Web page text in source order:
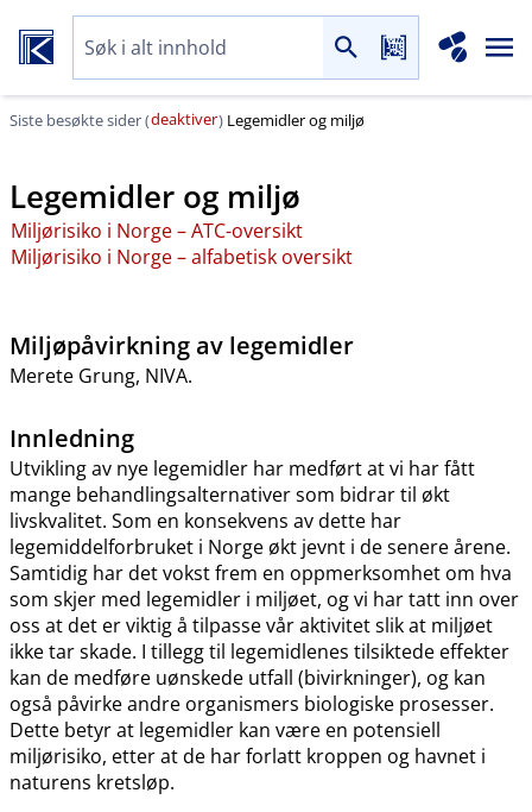
Siste besøkte sider (deaktiver) Legemidler og miljø
Legemidler og miljø
Miljørisiko i Norge – ATC-oversikt
Miljørisiko i Norge – alfabetisk oversikt
Miljøpåvirkning av legemidler
Merete Grung, NIVA.
Innledning
Utvikling av nye legemidler har medført at vi har fått
mange behandlingsalternativer som bidrar til økt
livskvalitet. Som en konsekvens av dette har
legemiddelforbruket i Norge økt jevnt i de senere årene.
Samtidig har det vokst frem en oppmerksomhet om hva
som skjer med legemidler i miljøet, og vi har tatt inn over
oss at det er viktig å tilpasse vår aktivitet slik at miljøet
ikke tar skade. I tillegg til legemidlenes tilsiktede effekter
kan de medføre uønskede utfall (bivirkninger), og kan
også påvirke andre organismers biologiske prosesser.
Dette betyr at legemidler kan være en potensiell
miljørisiko, etter at de har forlatt kroppen og havnet i
naturens kretsløp.